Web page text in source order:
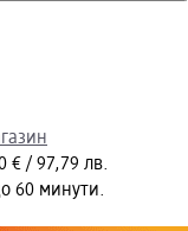
€ / 97,79 лв.
60 минути.